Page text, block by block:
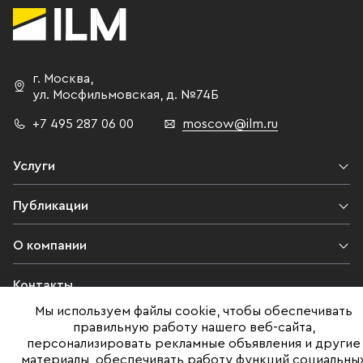
г. Москва,
ул. Мосфильмовская, д. №74Б
+7 495 287 06 00 moscow@ilm.ru
Услуги
Публикации
О компании
Контакты
Юридическая информация
Мы используем файлы cookie, чтобы обеспечивать
правильную работу нашего веб-сайта,
персонализировать рекламные объявления и другие
материалы, обеспечивать работу функций